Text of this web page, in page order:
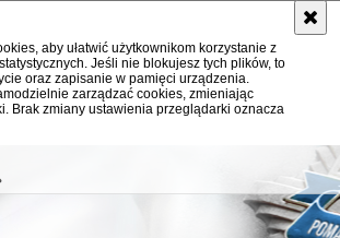
aby ułatwić użytkownikom korzystanie z
Jeśli nie blokujesz tych plików, to
oraz zapisanie w pamięci urządzenia.
zarządzać cookies, zmieniając
Brak zmiany ustawienia przeglądarki oznacza